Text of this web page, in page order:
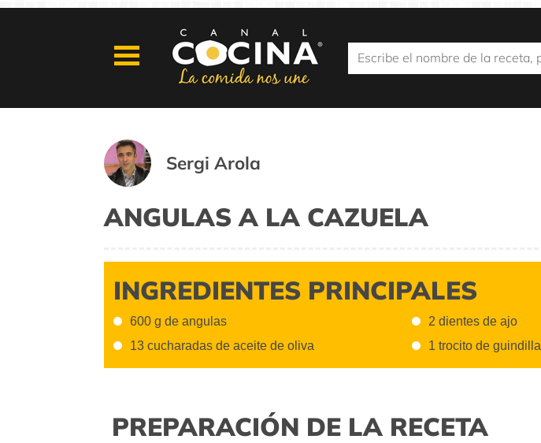
Sergi Arola
ANGULAS A LA CAZUELA
INGREDIENTES PRINCIPALES
600 g de angulas
13 cucharadas de aceite de oliva
2 dientes de ajo
1 trocito de guindilla
PREPARACIÓN DE LA RECETA